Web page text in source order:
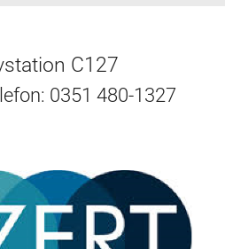
C127
0351 480-1327